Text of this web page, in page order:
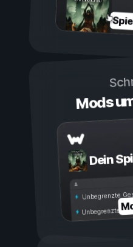
Mods
Dein
Unbegrenzte
Unbegrenzte